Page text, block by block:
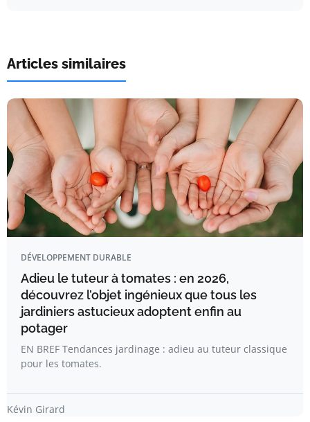
Articles similaires
DÉVELOPPEMENT DURABLE
Adieu le tuteur à tomates : en 2026,
découvrez l’objet ingénieux que tous les
jardiniers astucieux adoptent enfin au
potager
EN BREF Tendances jardinage : adieu au tuteur classique
pour les tomates.
Kévin Girard